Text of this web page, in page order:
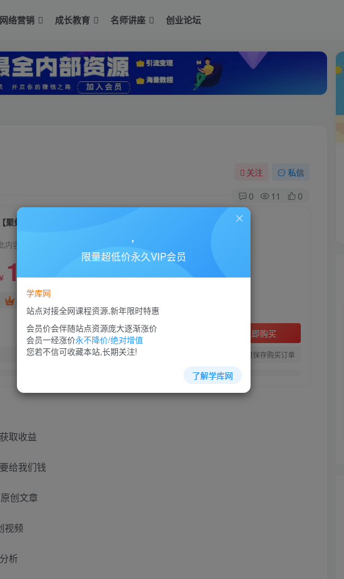
网络营销 成长教育 名师讲座 创业论坛
关注 私信
0 11 0
【聚蚁思维】最新实操自媒体课程
内容为付费资源，请付费后查看
10￥88
超级会员免费
立即购买
您当前未登录！建议登陆后购买，可保存购买订单
取收益
给我们钱
创文章
视频
析
限量超低价永久VIP会员
学库网
站点对接全网课程资源,新年限时特惠
会员价会伴随站点资源庞大逐渐涨价
会员一经涨价永不降价/绝对增值
您若不信可收藏本站,长期关注!
了解学库网